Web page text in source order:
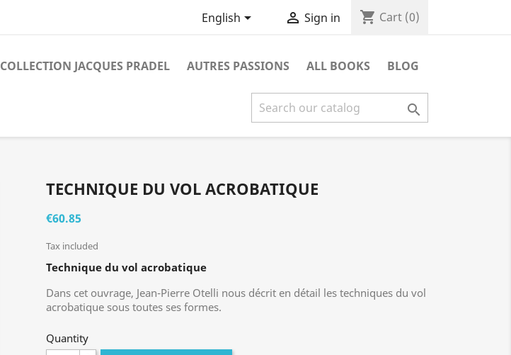
English  Sign in shopping_cart Cart (0)
COLLECTION JACQUES PRADEL AUTRES PASSIONS ALL BOOKS BLOG

TECHNIQUE DU VOL ACROBATIQUE
€60.85
Tax included
Technique du vol acrobatique
Dans cet ouvrage, Jean-Pierre Otelli nous décrit en détail les techniques du vol
acrobatique sous toutes ses formes.
Quantity